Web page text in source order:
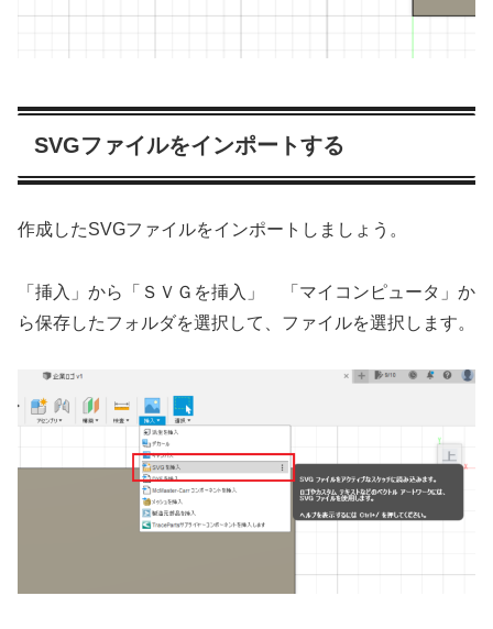
SVGファイルをインポートする
作成したSVGファイルをインポートしましょう。
「挿入」から「ＳＶＧを挿入」 「マイコンピュータ」か
ら保存したフォルダを選択して、ファイルを選択します。